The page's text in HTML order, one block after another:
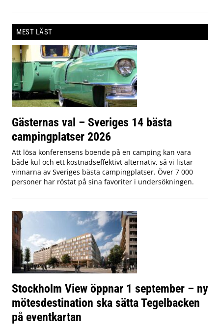
MEST LÄST
Gästernas val – Sveriges 14 bästa
campingplatser 2026
Att lösa konferensens boende på en camping kan vara
både kul och ett kostnadseffektivt alternativ, så vi listar
vinnarna av Sveriges bästa campingplatser. Över 7 000
personer har röstat på sina favoriter i undersökningen.
Stockholm View öppnar 1 september – ny
mötesdestination ska sätta Tegelbacken
på eventkartan